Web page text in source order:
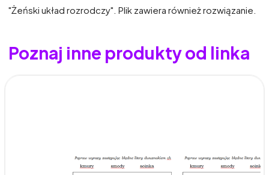
"Żeński układ rozrodczy". Plik zawiera również rozwiązanie.
Poznaj inne produkty od linka